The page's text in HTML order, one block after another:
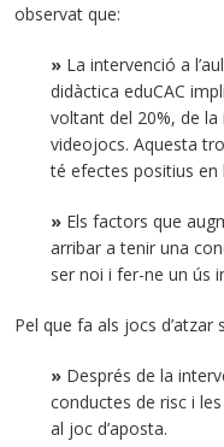
observat que:
» La intervenció a
didàctica eduCAC
voltant del 20%, de la
videojocs. Aquesta
té efectes positius en
» Els factors que
arribar a tenir una
ser noi i fer-ne un ús
Pel que fa als jocs d’atzar
» Després de la
conductes de risc i
al joc d’aposta.